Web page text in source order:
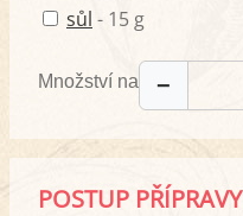
sůl - 15 g
Množství na −
POSTUP PŘÍPRAVY